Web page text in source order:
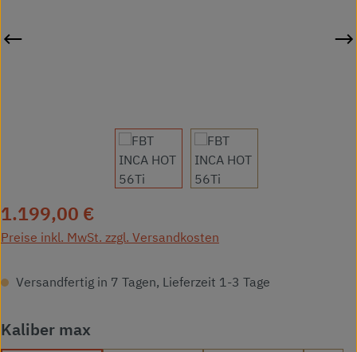
Regulärer Preis:
1.199,00 €
Preise inkl. MwSt. zzgl. Versandkosten
Versandfertig in 7 Tagen, Lieferzeit 1-3 Tage
Kaliber max